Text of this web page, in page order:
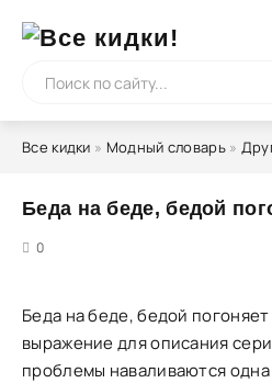
Все кидки » Модный словарь»
Беда на беде, бедой
0
Беда на беде, бедой
выражение для описания
проблемы наваливаются одна